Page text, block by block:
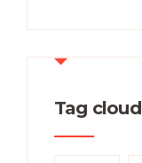
Tag cloud